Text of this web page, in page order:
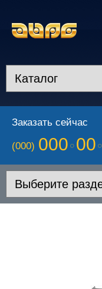
Заказать сейчас
(000) 000 00